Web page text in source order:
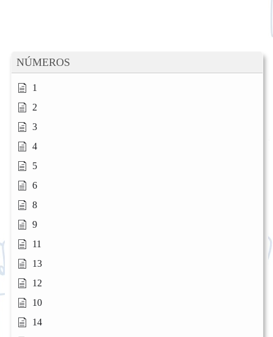
NÚMEROS
1
2
3
4
5
6
8
9
11
13
12
10
14